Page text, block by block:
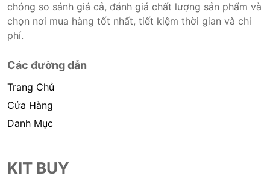
chóng so sánh giá cả, đánh giá chất lượng sản phẩm và
chọn nơi mua hàng tốt nhất, tiết kiệm thời gian và chi
phí.
Các đường dẫn
Trang Chủ
Cửa Hàng
Danh Mục
KIT BUY